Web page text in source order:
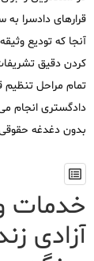
قرارهای دادسرا
آنجا که تودیع
کردن دقیق
تمام مراحل تنظیم
دادگستری انجام
بدون دغدغه
خدمات
آزادی